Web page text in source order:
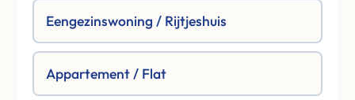
Eengezinswoning / Rijtjeshuis
Appartement / Flat